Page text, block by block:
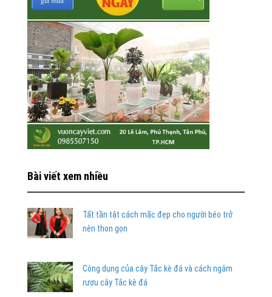
Bài viết xem nhiều
Tất tần tật cách mặc đẹp cho người béo trở
nên thon gọn
Công dụng của cây Tắc kè đá và cách ngâm
rượu cây Tắc kè đá